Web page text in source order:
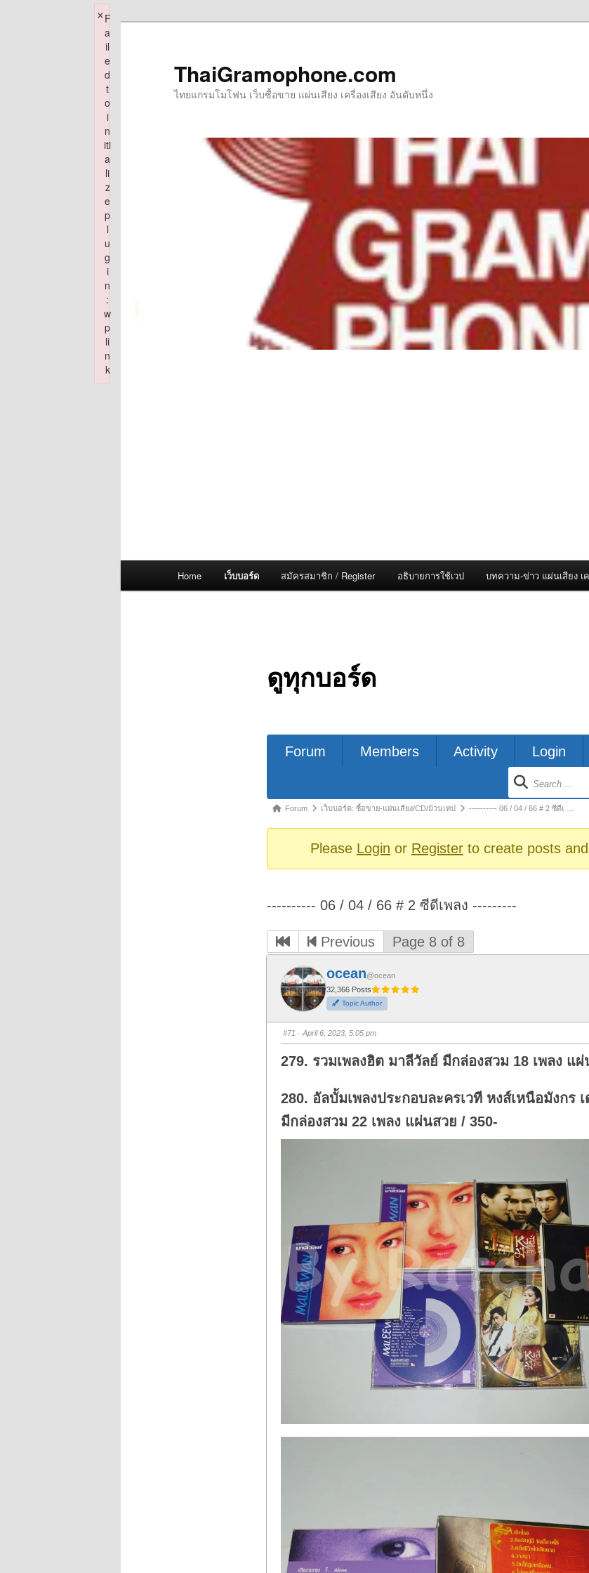
ThaiGramophone.com
ไทยแกรมโมโฟน เว็บซื้อขาย แผ่นเสียง เครื่องเสียง อันดับหนึ่ง
Home เว็บบอร์ด สมัครสมาชิก / Register อธิบายการใช้เวป บทความ-ข่าว แผ่นเสียง เ
ดูทุกบอร์ด
Forum
Forum Members Activity Login
Forum
breadcrumbs
Forum เว็บบอร์ด: ซื้อขาย-แผ่นเสียง/CD/ม้วนเทป ---------- 06 / 04 / 66 # 2 ซีดีเ …
Please Login or Registerto create posts
---------- 06 / 04 / 66 # 2 ซีดีเพลง ---------
Previous Page 8 of 8
ocean@ocean
32,366 Posts
Topic Author
#71 · April 6, 2023, 5:05 pm
279. รวมเพลงฮิต มาลีวัลย์ มีกล่องสวม 18 เพลง แผ่
280. อัลบั้มเพลงประกอบละครเวที หงส์เหนือมังกร
มีกล่องสวม 22 เพลง แผ่นสวย / 350-
F
a
il
e
d
t
o
i
n
iti
a
li
z
e
p
l
u
g
i
n
:
w
p
li
n
k
×